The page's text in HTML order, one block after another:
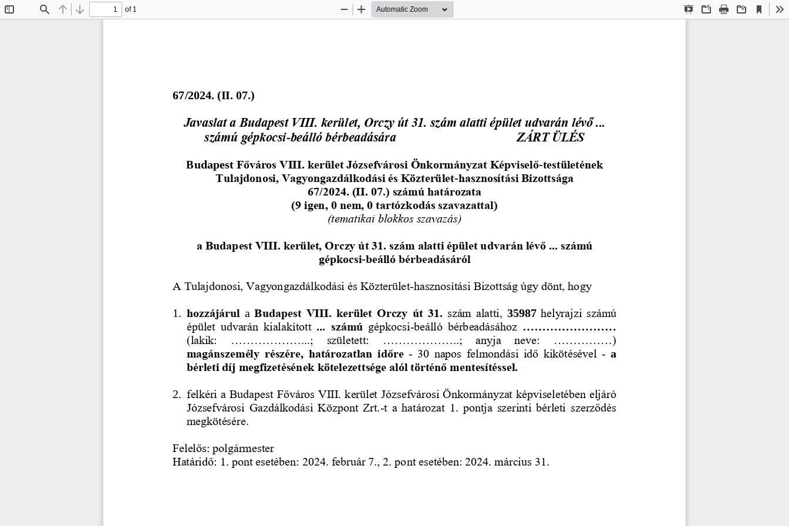
Find Previous
Next
of 1
Presentation
OpenPrint Download
Current
View
Zoom
Zoom
67/2024. (II. 07.)
Javaslat a Budapest VIII. kerület, Orczy út 31. szám alatti épület udvarán lévő ...
számú gépkocsi-beálló bérbeadására ZÁRT ÜLÉS
Budapest Főváros VIII. kerület Józsefvárosi Önkormányzat Képviselő-testületének
Tulajdonosi, Vagyongazdálkodási és Közterület-hasznosítási Bizottsága
67/2024. (II. 07.) számú határozata
(9 igen, 0 nem, 0 tartózkodás szavazattal)
(tematikai blokkos szavazás)
a Budapest VIII. kerület, Orczy út 31. szám alatti épület udvarán lévő ... számú
gépkocsi-beálló bérbeadásáról
A Tulajdonosi, Vagyongazdálkodási és Közterület-hasznosítási Bizottság úgy dönt, hogy
1. hozzájárul a Budapest  VIII.  kerület  Orczy  út  31. szám  alatti, 35987 helyrajzi  számú
épület  udvarán  kialakított ...  számú gépkocsi-beálló  bérbeadásához ........................
(lakik:   .....................;   született:   ....................;   anyja   neve:   ...............)
magánszemély  részére,  határozatlan  időre - 30  napos  felmondási  idő  kikötésével - a
bérleti díj megfizetésének kötelezettsége alól történő mentesítéssel.
2.
felkéri a Budapest Főváros VIII. kerület Józsefvárosi Önkormányzat képviseletében eljáró
Józsefvárosi  Gazdálkodási  Központ  Zrt.-t  a  határozat  1.  pontja  szerinti  bérleti  szerződés
megkötésére.
Felelős: polgármester
Határidő: 1. pont esetében: 2024. február 7., 2. pont esetében: 2024. március 31.